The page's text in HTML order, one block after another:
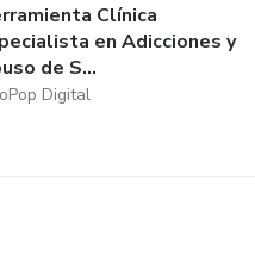
Clínica
en Adicciones y
de S...
Digital